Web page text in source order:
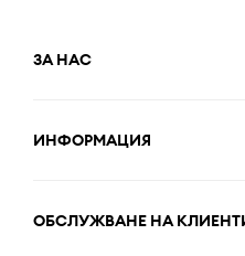
ЗА НАС
ИНФОРМАЦИЯ
ОБСЛУЖВАНЕ НА